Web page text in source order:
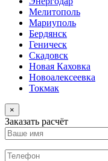
Мелитополь
Мариуполь
Бердянск
Геническ
Скадовск
Новая Каховка
Новоалексеевка
Токмак
×
Заказать расчёт